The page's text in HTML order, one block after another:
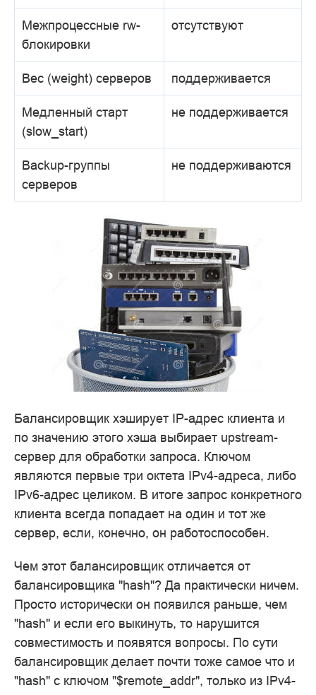
Межпроцессные rw-
блокировки
отсутствуют
Вес (weight) серверов поддерживается
Медленный старт
(slow_start)
не поддерживается
Backup-группы
серверов
не поддерживаются
Балансировщик хэширует IP-адрес клиента и
по значению этого хэша выбирает upstream-
сервер для обработки запроса. Ключом
являются первые три октета IPv4-адреса, либо
IPv6-адрес целиком. В итоге запрос конкретного
клиента всегда попадает на один и тот же
сервер, если, конечно, он работоспособен.
Чем этот балансировщик отличается от
балансировщика "hash"? Да практически ничем.
Просто исторически он появился раньше, чем
"hash" и если его выкинуть, то нарушится
совместимость и появятся вопросы. По сути
балансировщик делает почти тоже самое что и
"hash" с ключом "$remote_addr", только из IPv4-